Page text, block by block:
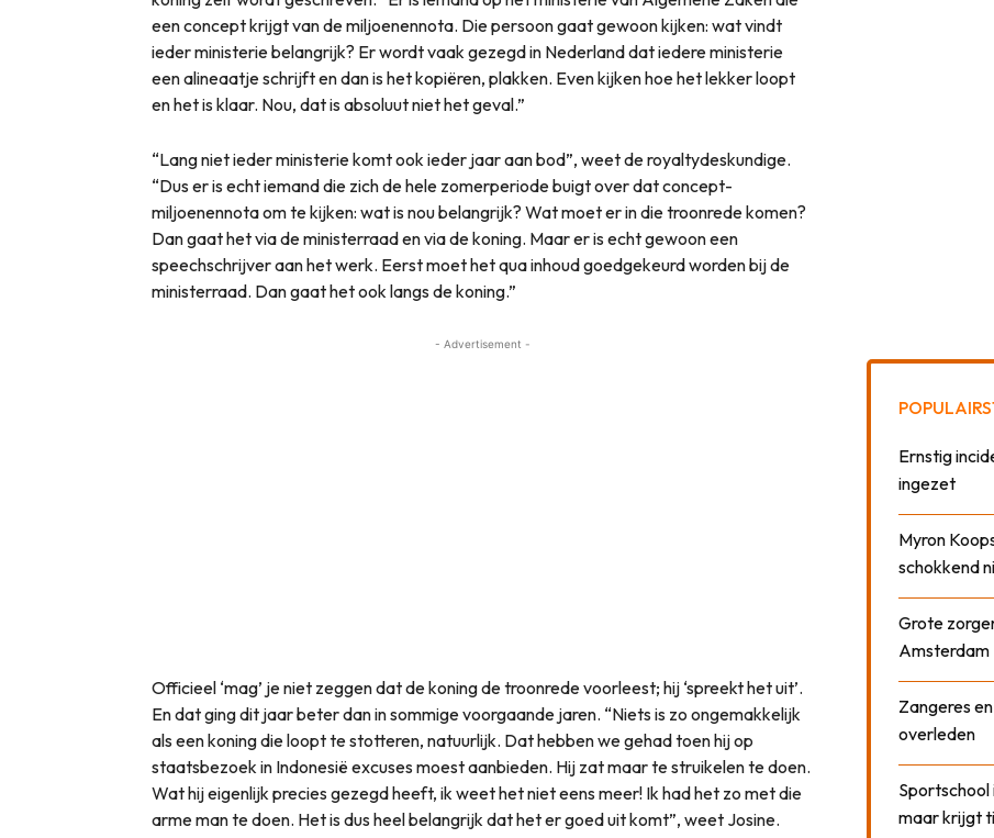
een concept krijgt van de miljoenennota. Die persoon gaat gewoon kijken: wat vindt
ieder ministerie belangrijk? Er wordt vaak gezegd in Nederland dat iedere ministerie
een alineaatje schrijft en dan is het kopiëren, plakken. Even kijken hoe het lekker loopt
en het is klaar. Nou, dat is absoluut niet het geval.”
“Lang niet ieder ministerie komt ook ieder jaar aan bod”, weet de royaltydeskundige.
“Dus er is echt iemand die zich de hele zomerperiode buigt over dat concept-
miljoenennota om te kijken: wat is nou belangrijk? Wat moet er in die troonrede komen?
Dan gaat het via de ministerraad en via de koning. Maar er is echt gewoon een
speechschrijver aan het werk. Eerst moet het qua inhoud goedgekeurd worden bij de
ministerraad. Dan gaat het ook langs de koning.”
- Advertisement -
Officieel ‘mag’ je niet zeggen dat de koning de troonrede voorleest; hij ‘spreekt het uit’.
En dat ging dit jaar beter dan in sommige voorgaande jaren. “Niets is zo ongemakkelijk
als een koning die loopt te stotteren, natuurlijk. Dat hebben we gehad toen hij op
staatsbezoek in Indonesië excuses moest aanbieden. Hij zat maar te struikelen te doen.
Wat hij eigenlijk precies gezegd heeft, ik weet het niet eens meer! Ik had het zo met die
arme man te doen. Het is dus heel belangrijk dat het er goed uit komt”, weet Josine.
Ernstig
ingezet
Myron
schokkend
Grote
Amsterdam
Zangeres
overleden
maar krijgt